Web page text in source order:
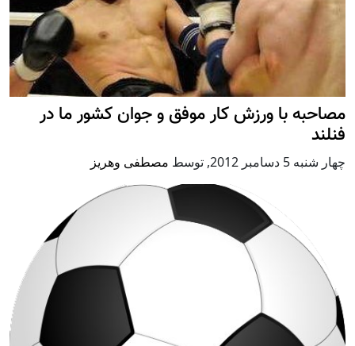
مصاحبه با ورزش کار موفق و جوان کشور ما در
فنلند
چهار شنبه 5 دسامبر 2012 , توسط مصطفی وهریز